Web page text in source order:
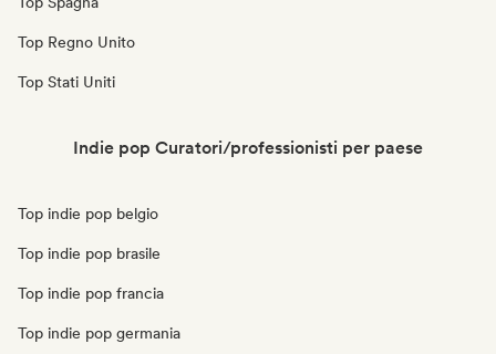
Top Regno Unito
Top Stati Uniti
Indie pop Curatori/professionisti per paese
Top indie pop belgio
Top indie pop brasile
Top indie pop francia
Top indie pop germania